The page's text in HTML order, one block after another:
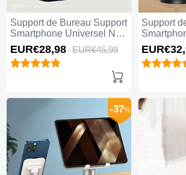
Support de Bureau Support
Smartphone Universel N14
Noir
EUR€28,98 EUR€45,99
Support
Noir
EUR€32,
-37%